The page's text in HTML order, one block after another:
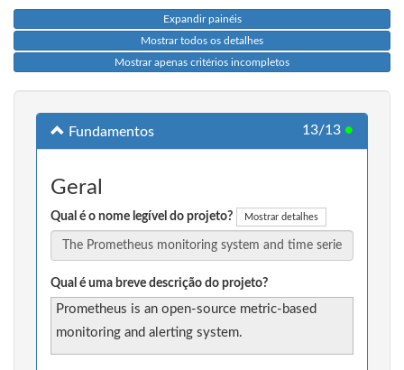
Expandir painéis
Mostrar todos os detalhes
Mostrar apenas critérios incompletos
Fundamentos 13/13 ●
Geral
Qual é o nome legível do projeto? Mostrar detalhes
Qual é uma breve descrição do projeto?
Prometheus is an open-source metric-based
monitoring and alerting system.